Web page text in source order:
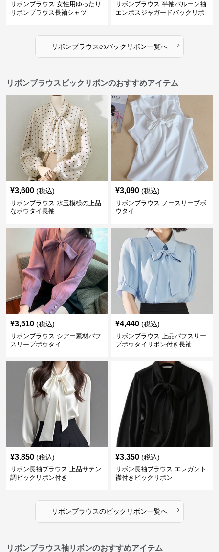
リボンブラウス 女性用ゆったり
リボンブラウス長袖シャツ
リボンブラウス 半袖バルーン袖
エンボスジャガードバックリボ
リボンブラウスのバックリボン一覧へ ›
リボンブラウスビックリボンのおすすめアイテム
¥3,600 (税込)
リボンブラウス 水玉模様の上品
なボウタイ長袖
¥3,090 (税込)
リボンブラウス ノースリーブボ
ウタイ
¥3,510 (税込)
リボンブラウス シアー素材パフ
スリーブボウタイ
¥4,440 (税込)
リボンブラウス 上品パフスリー
ブボウタイリボン付き長袖
¥3,850 (税込)
リボン長袖ブラウス 上品サテン
調ビックリボン付き
¥3,350 (税込)
リボン長袖ブラウス エレガント
襟付きビックリボン
リボンブラウスのビックリボン一覧へ ›
リボンブラウス袖リボンのおすすめアイテム